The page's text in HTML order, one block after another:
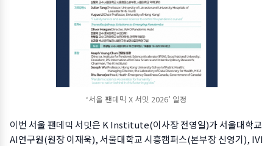
‘서울 팬데믹 X 서밋 2026’ 일정
이번 서울 팬데믹 서밋은 K Institute(이사장 전영일)가 서울대학교
AI연구원(원장 이재욱), 서울대학교 시흥캠퍼스(본부장 신영기), IVI